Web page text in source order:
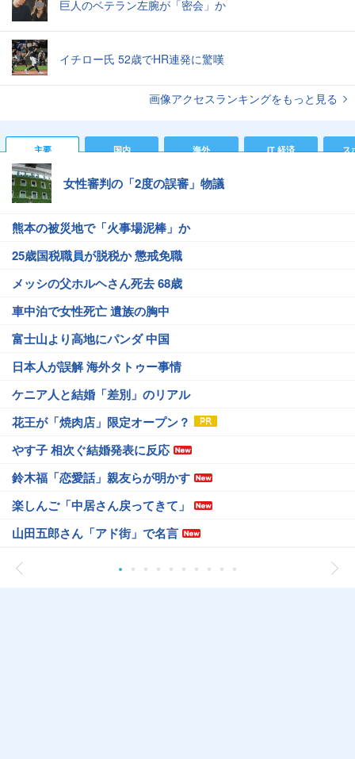
巨人のベテラン左腕が「密会」か
イチロー氏 52歳でHR連発に驚嘆
画像アクセスランキングをもっと見る
主要 国内 海外 IT 経済 ス
女性審判の「2度の誤審」物議
熊本の被災地で「火事場泥棒」か
25歳国税職員が脱税か 懲戒免職
メッシの父ホルヘさん死去 68歳
車中泊で女性死亡 遺族の胸中
富士山より高地にパンダ 中国
日本人が誤解 海外タトゥー事情
ケニア人と結婚「差別」のリアル
花王が「焼肉店」限定オープン？
やす子 相次ぐ結婚発表に反応
鈴木福「恋愛話」親友らが明かす
楽しんご「中居さん戻ってきて」
山田五郎さん「アド街」で名言